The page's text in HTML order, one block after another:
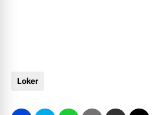
Loker